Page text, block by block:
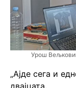
Урош
„Ајде сега и